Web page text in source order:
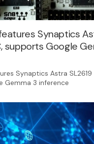
Synaptics
supports Google
Synaptics Astra SL2619
Gemma 3 inference